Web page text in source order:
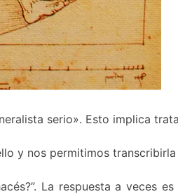
serio». Esto implica
y nos permitimos
La respuesta a veces